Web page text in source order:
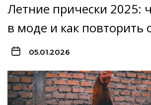
Летние прически 2025:
в моде и как повторить
05.01.2026